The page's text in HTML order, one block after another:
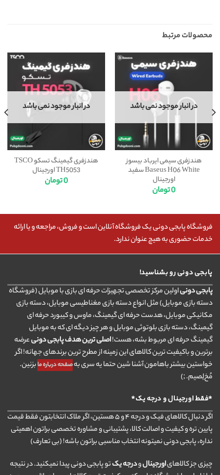
محصولات مرتبط
در انبار موجود نمی باشد
هندزفری سیمی ایرباد بیسوز
Baseus H06 White سفید
اورجینال
0تومان
در انبار موجود نمی باشد
هندزفری گیمینگ تسکو TSCO
TH5053 اورجینال
0تومان
فروشگاه پابجی دونی یک فروشگاه آنلاین است و فروش، مراجعه و یا ارائه
خدمات حضوری به هیچ عنوان ندارد.
پابجی دونی رو بشناسید!
پابجی دونیاولین مرکز تخصصی تجهیزات حرفه ای بازی با موبایل (فروشگاه
دسته بازی موبایل) مثل انواع دسته بازی مغناطیسی موبایل، دسته بازی
مکانیکی موبایل، هدست حرفه ای گیمینگ، ماوس و کیبورد حرفه ای
گیمینگ، دسته بازی بلوتوثی موبایل و هر چیز دیگه ای که به موبایل
گیمینگ حرفه ای مربوط بشه، هست!اصلی ترین هدف پابجی دونیعرضه
برترین و باکیفیت ترین کالاهای این زمینه از مطرح ترین برندهای جهانه! اگر
خواستین بیشتر باهامون آشنا شین حتما یه سری بهصفحه درباره ما بزنین.
مُخ‌لِصیم. ;)
*فقط اورجینال و درجه یک*
اگر دنبال کالاهای فیک و درجه ۴ و ۵ هستین، اگر ملاک انتخابتون فقط قیمت
پایین تره و کیفیت و اصالت کالا، پشتیبانی و مشاوره تخصصی براتون اهمیتی
نداره، پابجی دونی نمیتونه انتخاب مناسبی براتون باشه! (بی تعارف)
چیزی جز کالاهایاورجینالودرجه یکتو پابجی دونی پیدا نمیکنید. در نتیجه